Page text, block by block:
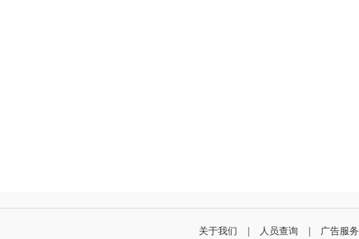
关于我们 人员查询
广告服